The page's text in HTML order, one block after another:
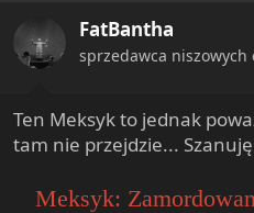
n
s
:
FatBantha
sprzedawca niszowych
Ten Meksyk to jednak
tam nie przejdzie...
Meksyk: